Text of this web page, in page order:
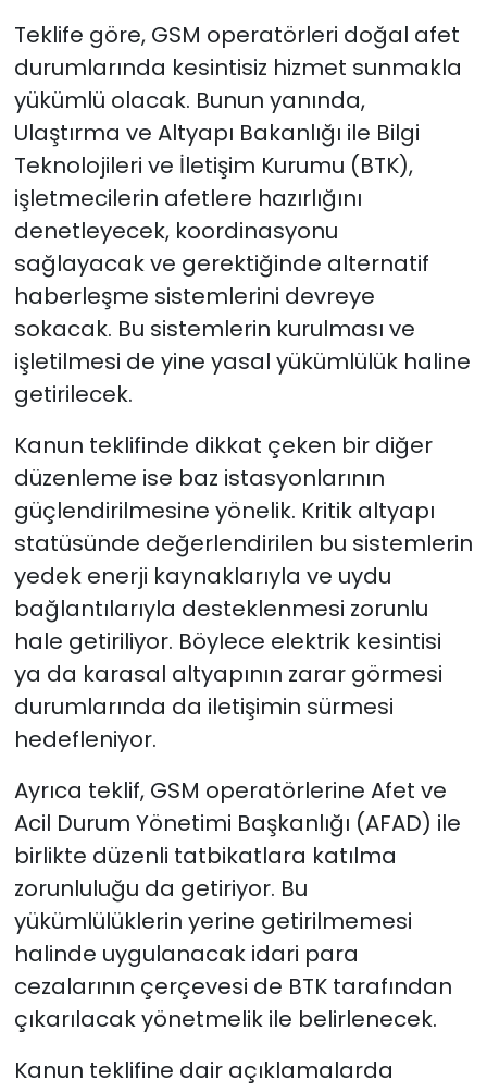
Teklife göre, GSM operatörleri doğal afet
durumlarında kesintisiz hizmet sunmakla
yükümlü olacak. Bunun yanında,
Ulaştırma ve Altyapı Bakanlığı ile Bilgi
Teknolojileri ve İletişim Kurumu (BTK),
işletmecilerin afetlere hazırlığını
denetleyecek, koordinasyonu
sağlayacak ve gerektiğinde alternatif
haberleşme sistemlerini devreye
sokacak. Bu sistemlerin kurulması ve
işletilmesi de yine yasal yükümlülük haline
getirilecek.
Kanun teklifinde dikkat çeken bir diğer
düzenleme ise baz istasyonlarının
güçlendirilmesine yönelik. Kritik altyapı
statüsünde değerlendirilen bu sistemlerin
yedek enerji kaynaklarıyla ve uydu
bağlantılarıyla desteklenmesi zorunlu
hale getiriliyor. Böylece elektrik kesintisi
ya da karasal altyapının zarar görmesi
durumlarında da iletişimin sürmesi
hedefleniyor.
Ayrıca teklif, GSM operatörlerine Afet ve
Acil Durum Yönetimi Başkanlığı (AFAD) ile
birlikte düzenli tatbikatlara katılma
zorunluluğu da getiriyor. Bu
yükümlülüklerin yerine getirilmemesi
halinde uygulanacak idari para
cezalarının çerçevesi de BTK tarafından
çıkarılacak yönetmelik ile belirlenecek.
Kanun teklifine dair açıklamalarda